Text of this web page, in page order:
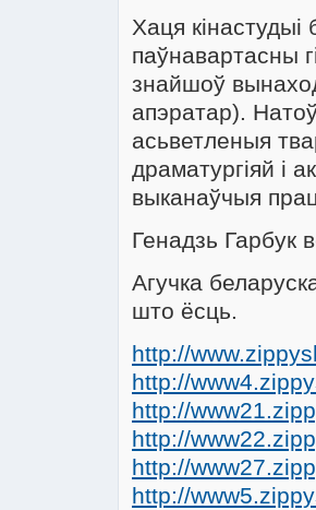
Хаця кінастудыі
паўнавартасны
знайшоў
апэратар).
асьветленыя
драматургіяй і
выканаўчыя
Генадзь Гарбук
Агучка
што ёсць.
http://
http://
http://
http://
http://
http://